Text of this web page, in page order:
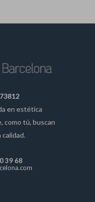
en estética
como tú, buscan
39 68